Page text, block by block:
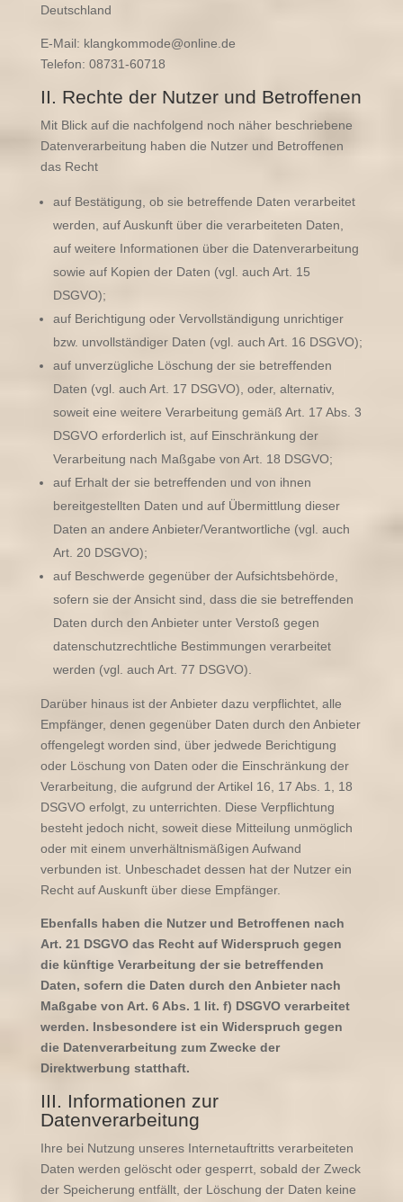
Deutschland
E-Mail: klangkommode@online.de
Telefon: 08731-60718
II. Rechte der Nutzer und Betroffenen
Mit Blick auf die nachfolgend noch näher beschriebene
Datenverarbeitung haben die Nutzer und Betroffenen
das Recht
auf Bestätigung, ob sie betreffende Daten verarbeitet
werden, auf Auskunft über die verarbeiteten Daten,
auf weitere Informationen über die Datenverarbeitung
sowie auf Kopien der Daten (vgl. auch Art. 15
DSGVO);
auf Berichtigung oder Vervollständigung unrichtiger
bzw. unvollständiger Daten (vgl. auch Art. 16 DSGVO);
auf unverzügliche Löschung der sie betreffenden
Daten (vgl. auch Art. 17 DSGVO), oder, alternativ,
soweit eine weitere Verarbeitung gemäß Art. 17 Abs. 3
DSGVO erforderlich ist, auf Einschränkung der
Verarbeitung nach Maßgabe von Art. 18 DSGVO;
auf Erhalt der sie betreffenden und von ihnen
bereitgestellten Daten und auf Übermittlung dieser
Daten an andere Anbieter/Verantwortliche (vgl. auch
Art. 20 DSGVO);
auf Beschwerde gegenüber der Aufsichtsbehörde,
sofern sie der Ansicht sind, dass die sie betreffenden
Daten durch den Anbieter unter Verstoß gegen
datenschutzrechtliche Bestimmungen verarbeitet
werden (vgl. auch Art. 77 DSGVO).
Darüber hinaus ist der Anbieter dazu verpflichtet, alle
Empfänger, denen gegenüber Daten durch den Anbieter
offengelegt worden sind, über jedwede Berichtigung
oder Löschung von Daten oder die Einschränkung der
Verarbeitung, die aufgrund der Artikel 16, 17 Abs. 1, 18
DSGVO erfolgt, zu unterrichten. Diese Verpflichtung
besteht jedoch nicht, soweit diese Mitteilung unmöglich
oder mit einem unverhältnismäßigen Aufwand
verbunden ist. Unbeschadet dessen hat der Nutzer ein
Recht auf Auskunft über diese Empfänger.
Ebenfalls haben die Nutzer und Betroffenen nach
Art. 21 DSGVO das Recht auf Widerspruch gegen
die künftige Verarbeitung der sie betreffenden
Daten, sofern die Daten durch den Anbieter nach
Maßgabe von Art. 6 Abs. 1 lit. f) DSGVO verarbeitet
werden. Insbesondere ist ein Widerspruch gegen
die Datenverarbeitung zum Zwecke der
Direktwerbung statthaft.
III. Informationen zur
Datenverarbeitung
Ihre bei Nutzung unseres Internetauftritts verarbeiteten
Daten werden gelöscht oder gesperrt, sobald der Zweck
der Speicherung entfällt, der Löschung der Daten keine